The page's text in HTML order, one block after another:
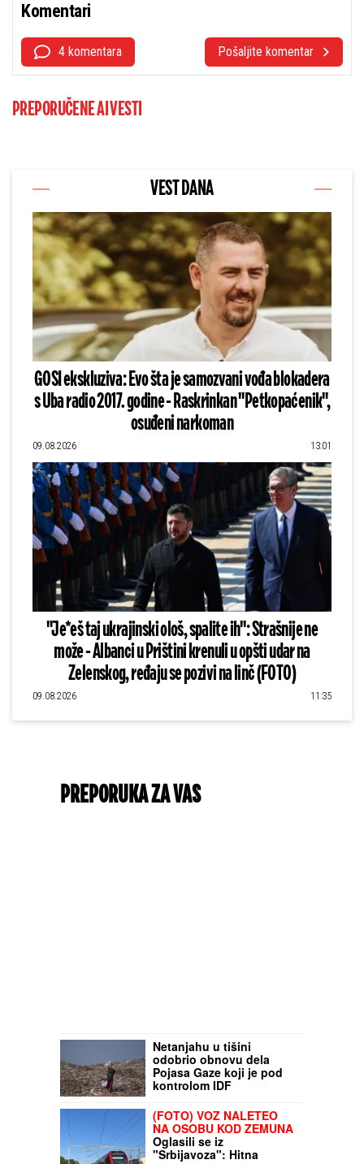
Komentari
4 komentara Pošaljite komentar
PREPORUČENE AI VESTI
VEST DANA
GOSI ekskluziva: Evo šta je samozvani vođa blokadera
s Uba radio 2017. godine - Raskrinkan "Petkopaćenik",
osuđeni narkoman
09.08.2026 13:01
"Je*eš taj ukrajinski ološ, spalite ih": Strašnije ne
može - Albanci u Prištini krenuli u opšti udar na
Zelenskog, ređaju se pozivi na linč (FOTO)
09.08.2026 11:35
PREPORUKA ZA VAS
Netanjahu u tišini
odobrio obnovu dela
Pojasa Gaze koji je pod
kontrolom IDF
(FOTO) VOZ NALETEO
NA OSOBU KOD ZEMUNA
Oglasili se iz
"Srbijavoza": Hitna